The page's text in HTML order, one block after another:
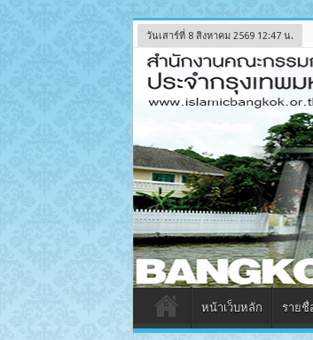
วันเสาร์ที่ 8 สิงหาคม 2569 12:47 น.
หน้าเว็บหลัก รายชื่